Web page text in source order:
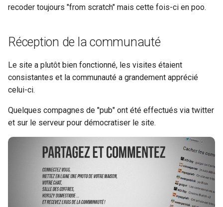
recoder toujours "from scratch" mais cette fois-ci en poo.
Réception de la communauté
Le site a plutôt bien fonctionné, les visites étaient
consistantes et la communauté a grandement apprécié
celui-ci.
Quelques compagnes de "pub" ont été effectués via twitter
et sur le serveur pour démocratiser le site.